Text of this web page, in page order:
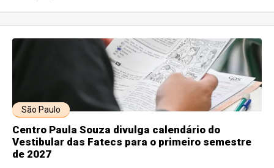
São Paulo
Centro Paula Souza divulga calendário do
Vestibular das Fatecs para o primeiro semestre
de 2027